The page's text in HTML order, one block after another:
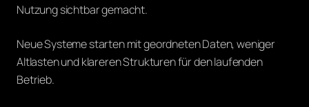
Nutzung sichtbar gemacht.
Neue Systeme starten mit geordneten Daten, weniger
Altlasten und klareren Strukturen für den laufenden
Betrieb.